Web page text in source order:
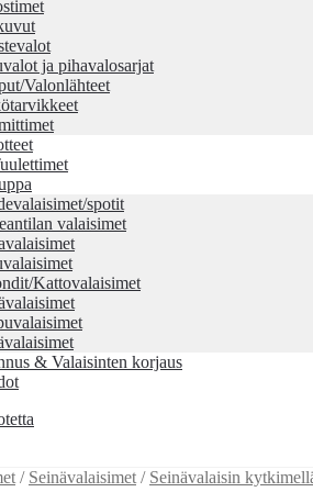
ja pihavalosarjat
Valonlähteet
spotit
valaisimet
Kattovalaisimet
& Valaisinten korjaus
/ Seinävalaisimet / Seinävalaisin